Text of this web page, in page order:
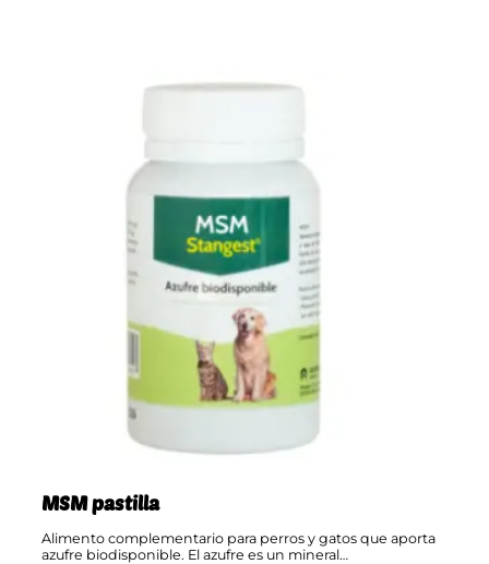
MSM pastilla
Alimento complementario para perros y gatos que aporta
azufre biodisponible. El azufre es un mineral…